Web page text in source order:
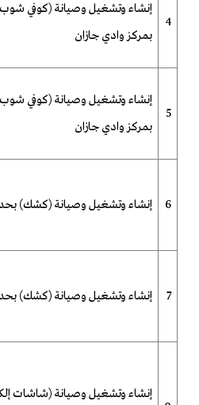
4
إنشاء وتشغيل وصيانة (كوفي شوب)
بمركز وادي جازان
5
إنشاء وتشغيل وصيانة (كوفي
بمركز وادي جازان
6 إنشاء وتشغيل وصيانة (كشك)
7 إنشاء وتشغيل وصيانة (كشك)
إنشاء وتشغيل وصيانة (شاشات